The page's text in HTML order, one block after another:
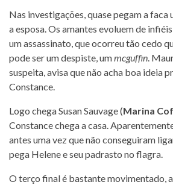
Nas investigações, quase pegam a
a esposa. Os amantes evoluem de
um assassinato, que ocorreu tão cedo
pode ser um despiste, ummcguffin.
suspeita, avisa que não acha boa ideia
Constance.
Logo chega Susan Sauvage (Marina
Constance chega a casa.
antes uma vez que não conseguiram
pega Helene e seu padrasto no flagra.
O terço final é bastante movimentado,